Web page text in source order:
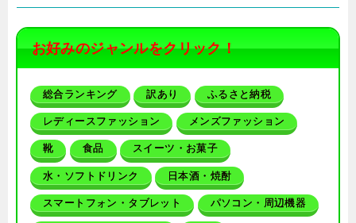
お好みのジャンルをクリック！
総合ランキング 訳あり ふるさと納税
レディースファッション メンズファッション
靴 食品 スイーツ・お菓子
水・ソフトドリンク 日本酒・焼酎
スマートフォン・タブレット パソコン・周辺機器